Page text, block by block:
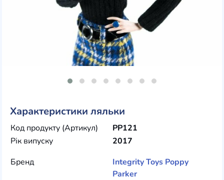
Характеристики ляльки
Код продукту (Артикул)
PP121
Рік випуску
2017
Бренд
Integrity Toys Poppy
Parker